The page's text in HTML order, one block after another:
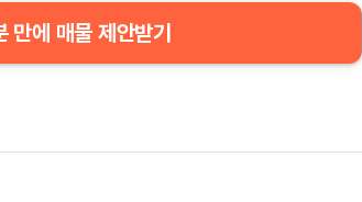
만에 매물 제안받기